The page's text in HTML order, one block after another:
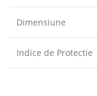
Dimensiune
Indice de Protectie